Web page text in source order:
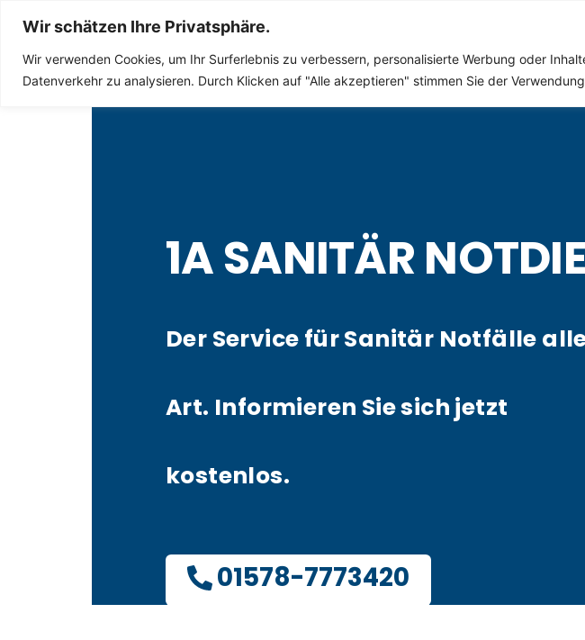
Wir schätzen Ihre Privatsphäre.
Wir verwenden Cookies, um Ihr Surferlebnis zu verbessern, personalisierte Werbung oder
Datenverkehr zu analysieren. Durch Klicken auf "Alle akzeptieren" stimmen Sie der
Sanitär Notdienst
1A SANITÄR
Der Service für Sanitär Notfälle
Art. Informieren Sie sich jetzt
kostenlos.
01578-7773420